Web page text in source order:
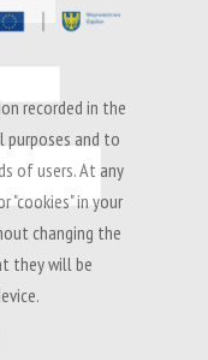
recorded in the
purposes and to
of users. At any
"cookies" in your
changing the
they will be